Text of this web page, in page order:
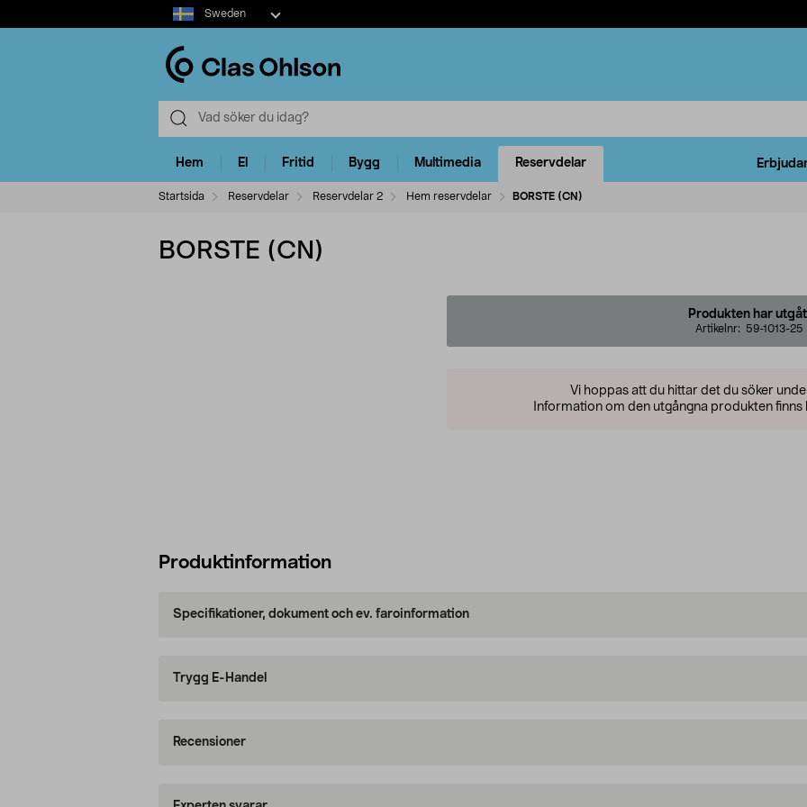
Select
market
Sweden
Hem El Fritid Bygg Multimedia Reservdelar
Startsida Reservdelar Reservdelar 2 Hem reservdelar BORSTE (CN)
BORSTE (CN)
Produkten har
Artikelnr: 59-1013-25
Vi hoppas att du hittar det du söker
Information om den utgångna produkten finns
Produktinformation
Specifikationer, dokument och ev. faroinformation
Trygg E-Handel
Recensioner